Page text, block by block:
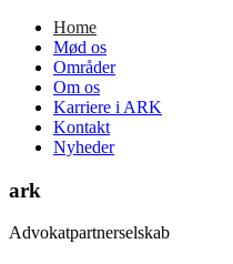
Home
Mød os
Områder
Om os
Karriere i ARK
Kontakt
Nyheder
ark
Advokatpartnerselskab